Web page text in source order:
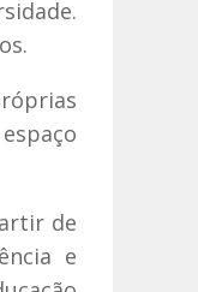
de
e